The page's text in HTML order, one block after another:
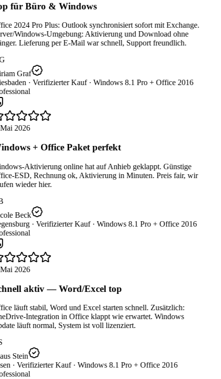
für Büro & Windows
2024 Pro Plus: Outlook synchronisiert sofort mit Exchange.
Windows-Umgebung: Aktivierung und Download ohne
Lieferung per E-Mail war schnell, Support freundlich.
Graf
· Verifizierter Kauf · Windows 8.1 Pro + Office 2016
2026
+ Office Paket perfekt
Aktivierung online hat auf Anhieb geklappt. Günstige
ESD, Rechnung ok, Aktivierung in Minuten. Preis fair, wir
wieder hier.
Beck
· Verifizierter Kauf · Windows 8.1 Pro + Office 2016
2026
aktiv — Word/Excel top
läuft stabil, Word und Excel starten schnell. Zusätzlich:
Integration in Office klappt wie erwartet. Windows
läuft normal, System ist voll lizenziert.
Stein
· Verifizierter Kauf · Windows 8.1 Pro + Office 2016